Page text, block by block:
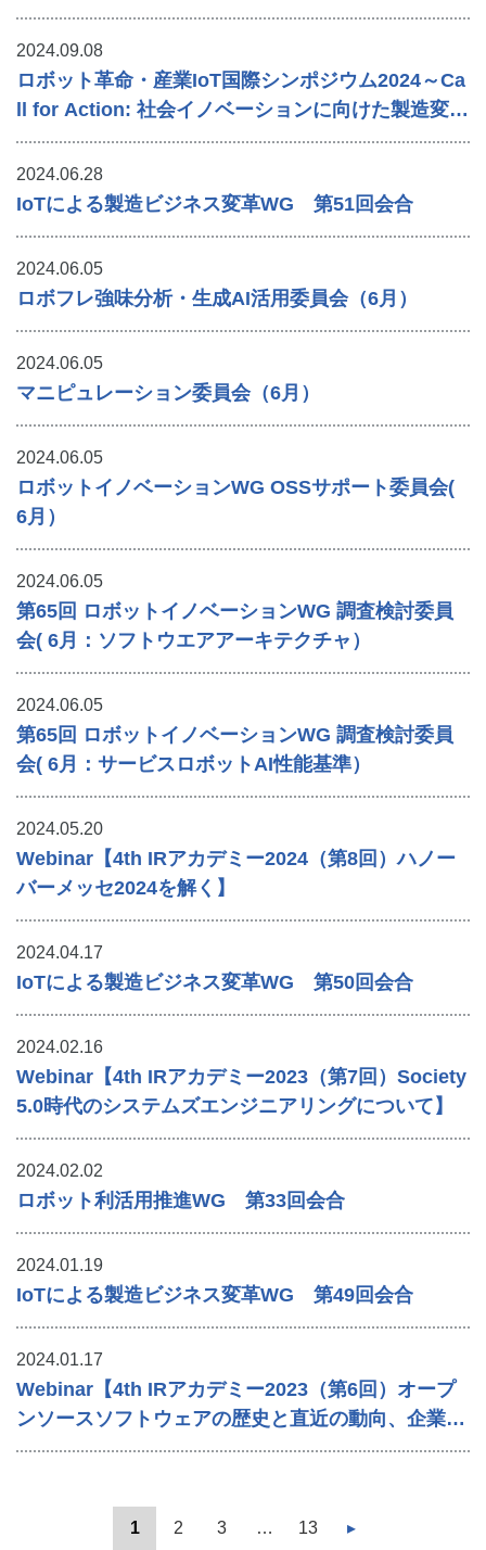
2024.09.08
ロボット革命・産業IoT国際シンポジウム2024～Ca
ll for Action: 社会イノベーションに向けた製造変革
～
2024.06.28
IoTによる製造ビジネス変革WG 第51回会合
2024.06.05
ロボフレ強味分析・生成AI活用委員会（6月）
2024.06.05
マニピュレーション委員会（6月）
2024.06.05
ロボットイノベーションWG OSSサポート委員会(
6月）
2024.06.05
第65回 ロボットイノベーションWG 調査検討委員
会( 6月：ソフトウエアアーキテクチャ）
2024.06.05
第65回 ロボットイノベーションWG 調査検討委員
会( 6月：サービスロボットAI性能基準）
2024.05.20
Webinar【4th IRアカデミー2024（第8回）ハノー
バーメッセ2024を解く】
2024.04.17
IoTによる製造ビジネス変革WG 第50回会合
2024.02.16
Webinar【4th IRアカデミー2023（第7回）Society
5.0時代のシステムズエンジニアリングについて】
2024.02.02
ロボット利活用推進WG 第33回会合
2024.01.19
IoTによる製造ビジネス変革WG 第49回会合
2024.01.17
Webinar【4th IRアカデミー2023（第6回）オープ
ンソースソフトウェアの歴史と直近の動向、企業に
おける活用のポイント】
1 2 3 … 13 ▸